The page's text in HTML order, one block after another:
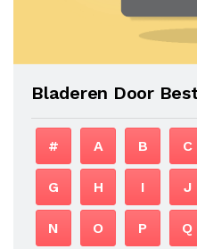
Bladeren Door
# A B C
G H I J
N O P Q